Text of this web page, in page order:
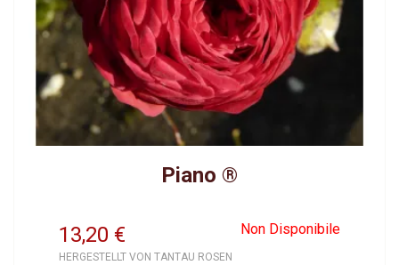
Piano ®
13,20 Non Disponibile
€
HERGESTELLT VON TANTAU ROSEN